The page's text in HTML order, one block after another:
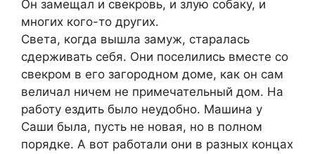
Он замещал и свекровь, и злую собаку, и
многих кого-то других.
Света, когда вышла замуж, старалась
сдерживать себя. Они поселились вместе со
свекром в его загородном доме, как он сам
величал ничем не примечательный дом. На
работу ездить было неудобно. Машина у
Саши была, пусть не новая, но в полном
порядке. А вот работали они в разных концах